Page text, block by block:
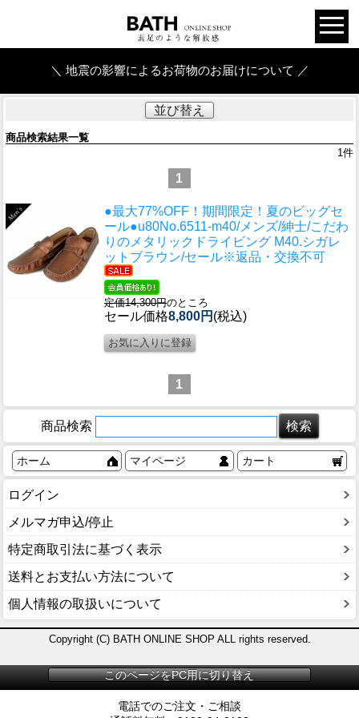
＼ 地震の影響によるお荷物のお届けについて ／
並び替え
商品検索結果一覧
1件
1
●最大77%OFF！期間限定！夏のビッグセ
ール●u80No.6511-m40/メンズ/紳士/こだわ
りのメタリックドライビング M40.シガレ
ットブラウン/セール※返品・交換不可
定価14,300円のところ
セール価格8,800円 (税込)
1
商品検索
ホーム マイページ カート
ログイン
メルマガ申込/停止
特定商取引法に基づく表示
送料とお支払い方法について
個人情報の取扱いについて
Copyright (C) BATH ONLINE SHOP ALL rights reserved.
電話でのご注文・ご相談
このページをPC用に切り替え